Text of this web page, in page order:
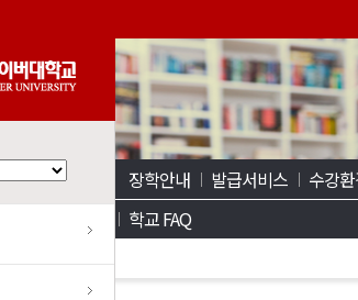
장학안내 발급서비스 수강
학교 FAQ